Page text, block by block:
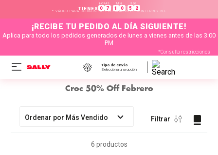
TIENES
HORAS
0 7 :
MIN
1 0 :
SEG
5 1
* VÁLIDO PARA CÓDIGOS SELECCIONADOS DE MONTERREY N.L
¡RECIBE TU PEDIDO AL DÍA SIGUIENTE!
Aplica para todo los pedidos generados de lunes a vienes antes de las 3:00
PM
*Consulta restricciones
Tipo de envío
Selecciona una opción
Croc 50% Off Febrero
Ordenar por Más Vendido Filtrar
6 productos